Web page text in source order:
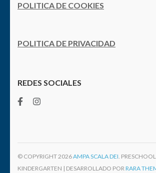
POLITICA DE COOKIES
POLITICA DE PRIVACIDAD
REDES SOCIALES
© COPYRIGHT 2026AMPA SCALA DEI .
KINDERGARTEN | DESARROLLADO POR RARA